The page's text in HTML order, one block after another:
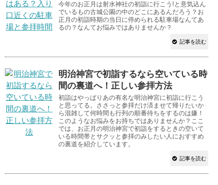
今年のお正月は射水神社の初詣に行こう!と意気込ん
でいるもの古城公園の中のどこにあるんだろう？お
正月の初詣時期の当日に停められる駐車場なんてあ
るの？なんてお悩みではありませんか？
記事を読む
明治神宮で初詣するなら空いている時
間の裏道へ！正しい参拝方法
初詣はやっぱりあの有名な明治神宮に初詣に行こう
と思ってる。ささっと参拝だけ済ませて帰りたいか
ら混雑して何時間も行列の順番待ちをするのは嫌！
このようなお悩みをお持ちではありませんか？ここ
では、お正月の明治神宮で初詣をするときの空いて
いる時間帯とサクッと参拝のみしたい人におすすめ
の裏道を紹介しています。
記事を読む